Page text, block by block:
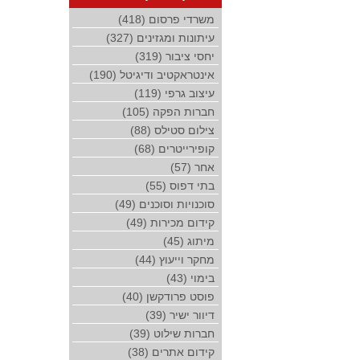
משרדי פרסום (418)
עיתונות ומגזינים (327)
יחסי ציבור (319)
אינטראקטיב ודיגיטל (190)
עיצוב גרפי (119)
חברות הפקה (105)
צילום סטילס (88)
קופירייטרים (68)
אחר (57)
בתי דפוס (55)
סוכנויות וסוכנים (49)
קידום מכירות (49)
מיתוג (45)
מחקר וייעוץ (44)
בימוי (43)
פוסט פרודקשן (40)
דיוור ישיר (39)
חברות שילוט (39)
קידום אתרים (38)